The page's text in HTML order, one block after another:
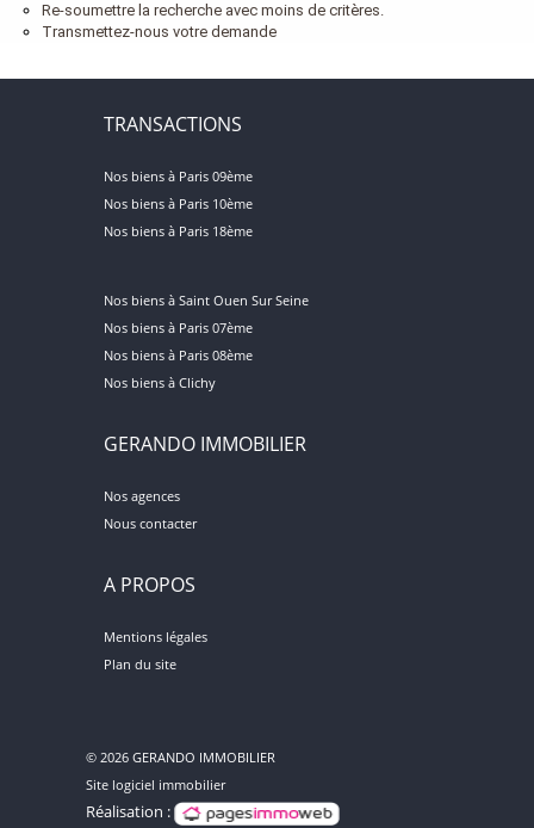
Re-soumettre la recherche avec moins de critères.
Transmettez-nous votre demande
TRANSACTIONS
Nos biens à Paris 09ème
Nos biens à Paris 10ème
Nos biens à Paris 18ème
Nos biens à Saint Ouen Sur Seine
Nos biens à Paris 07ème
Nos biens à Paris 08ème
Nos biens à Clichy
GERANDO IMMOBILIER
Nos agences
Nous contacter
A PROPOS
Mentions légales
Plan du site
© 2026 GERANDO IMMOBILIER
Site logiciel immobilier
Réalisation :